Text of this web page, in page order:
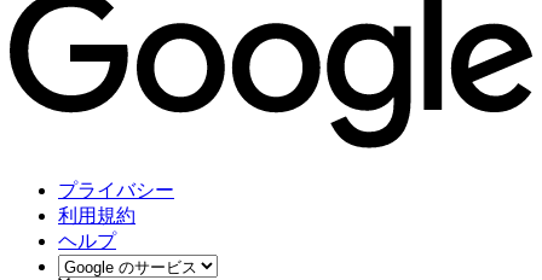
プライバシー
利用規約
ヘルプ